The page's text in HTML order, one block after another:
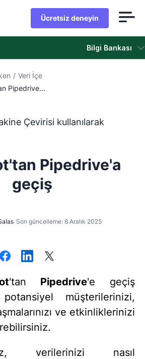
Ücretsiz deneyin
Bilgi Bankası
Geçin
/ Veri İçe
Pipedrive...
Makine Çevirisi aracı
Çevirisi kullanılarak
Pipedrive'a
geçiş
Son güncelleme: 8 Aralık 2025
'tan Pipedrive'e geçiş
potansiyel müşterilerinizi,
ve etkinliklerinizi
verilerinizi nasıl